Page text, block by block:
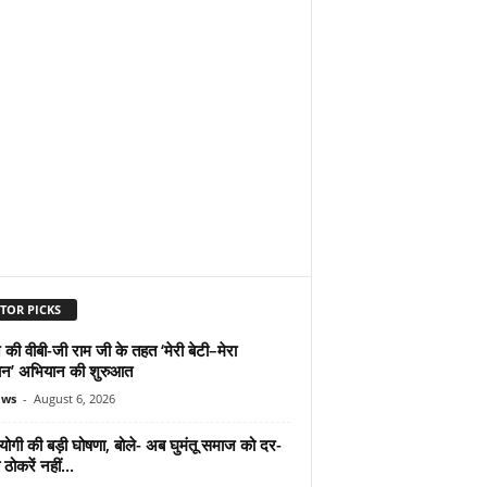
PICKS
वीबी-जी राम जी के तहत ‘मेरी बेटी–मेरा
अभियान की शुरुआत
- August 6, 2026
की बड़ी घोषणा, बोले- अब घुमंतू समाज को दर-
नहीं...